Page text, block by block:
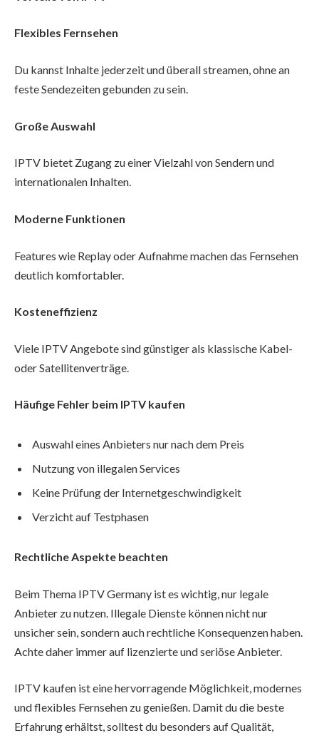
Flexibles Fernsehen
Du kannst Inhalte jederzeit und überall streamen, ohne an
feste Sendezeiten gebunden zu sein.
Große Auswahl
IPTV bietet Zugang zu einer Vielzahl von Sendern und
internationalen Inhalten.
Moderne Funktionen
Features wie Replay oder Aufnahme machen das Fernsehen
deutlich komfortabler.
Kosteneffizienz
Viele IPTV Angebote sind günstiger als klassische Kabel-
oder Satellitenverträge.
Häufige Fehler beim IPTV kaufen
Auswahl eines Anbieters nur nach dem Preis
Nutzung von illegalen Services
Keine Prüfung der Internetgeschwindigkeit
Verzicht auf Testphasen
Rechtliche Aspekte beachten
Beim Thema IPTV Germany ist es wichtig, nur legale
Anbieter zu nutzen. Illegale Dienste können nicht nur
unsicher sein, sondern auch rechtliche Konsequenzen haben.
Achte daher immer auf lizenzierte und seriöse Anbieter.
IPTV kaufen ist eine hervorragende Möglichkeit, modernes
und flexibles Fernsehen zu genießen. Damit du die beste
Erfahrung erhältst, solltest du besonders auf Qualität,